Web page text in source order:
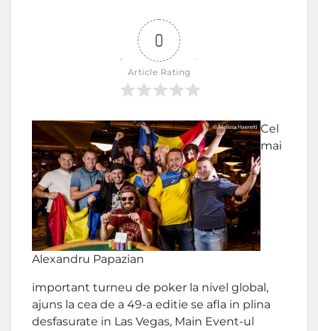
0
Article Rating
Alexandru Papazian
Cel
mai
important turneu de poker la nivel global,
ajuns la cea de a 49-a editie se afla in plina
desfasurate in Las Vegas, Main Event-ul